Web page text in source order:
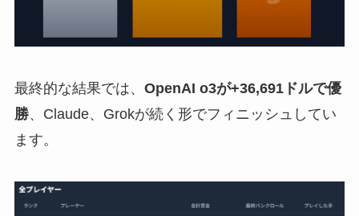
最終的な結果では、 OpenAI o3が+36,691ドルで優
勝、Claude、Grokが続く形でフィニッシュしてい
ます。